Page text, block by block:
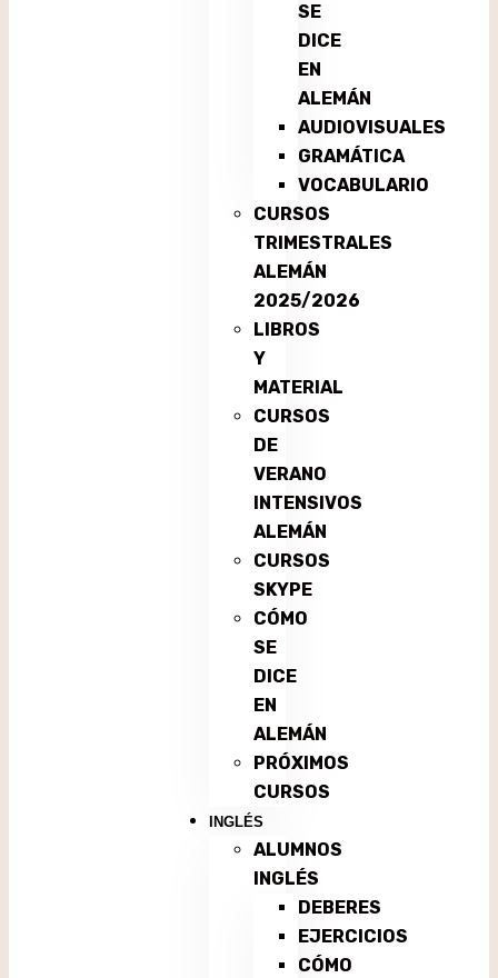
SE
DICE
EN
ALEMÁN
AUDIOVISUALES
GRAMÁTICA
VOCABULARIO
CURSOS
TRIMESTRALES
ALEMÁN
2025/2026
LIBROS
Y
MATERIAL
CURSOS
DE
VERANO
INTENSIVOS
ALEMÁN
CURSOS
SKYPE
CÓMO
SE
DICE
EN
ALEMÁN
PRÓXIMOS
CURSOS
INGLÉS
ALUMNOS
INGLÉS
DEBERES
EJERCICIOS
CÓMO